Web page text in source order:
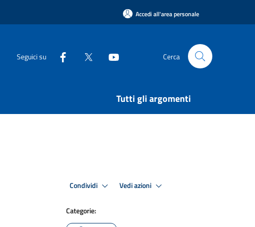
Accedi all'area personale
Seguici su Cerca
Tutti gli argomenti
Condividi Vedi azioni
Categorie: